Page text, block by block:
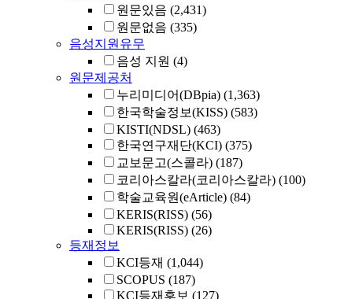
원문있음 (2,431)
원문없음 (335)
음성지원유무
음성 지원 (4)
원문제공처
누리미디어(DBpia) (1,363)
한국학술정보(KISS) (583)
KISTI(NDSL) (463)
한국연구재단(KCI) (375)
교보문고(스콜라) (187)
코리아스칼라(코리아스칼라) (100)
학술교육원(eArticle) (84)
KERIS(RISS) (56)
KERIS(RISS) (26)
등재정보
KCI등재 (1,044)
SCOPUS (187)
KCI등재후보 (127)